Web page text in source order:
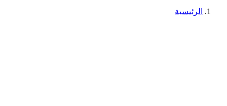
الرئيسية